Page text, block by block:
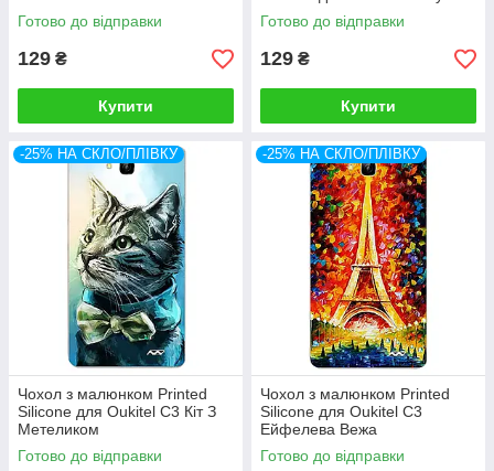
Готово до відправки
129 ₴
Купити
Готово до відправки
129 ₴
Купити
-25% НА СКЛО/ПЛІВКУ
Чохол з малюнком Printed
Silicone для Oukitel C3 Кіт З
Метеликом
Готово до відправки
-25% НА СКЛО/ПЛІВКУ
Чохол з малюнком Printed
Silicone для Oukitel C3
Ейфелева Вежа
Готово до відправки